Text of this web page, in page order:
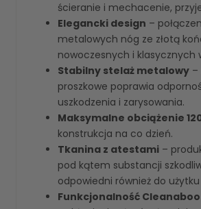
ścieranie i mechacenie,
Elegancki design –
metalowych nóg ze złotą
nowoczesnych i klasycznych
Stabilny stelaż metalowy –
proszkowe poprawia
uszkodzenia i zarysowania.
Maksymalne obciążenie
konstrukcja na co dzień.
Tkanina z atestami –
pod kątem substancji
odpowiedni również do
Funkcjonalność Cleanaboo